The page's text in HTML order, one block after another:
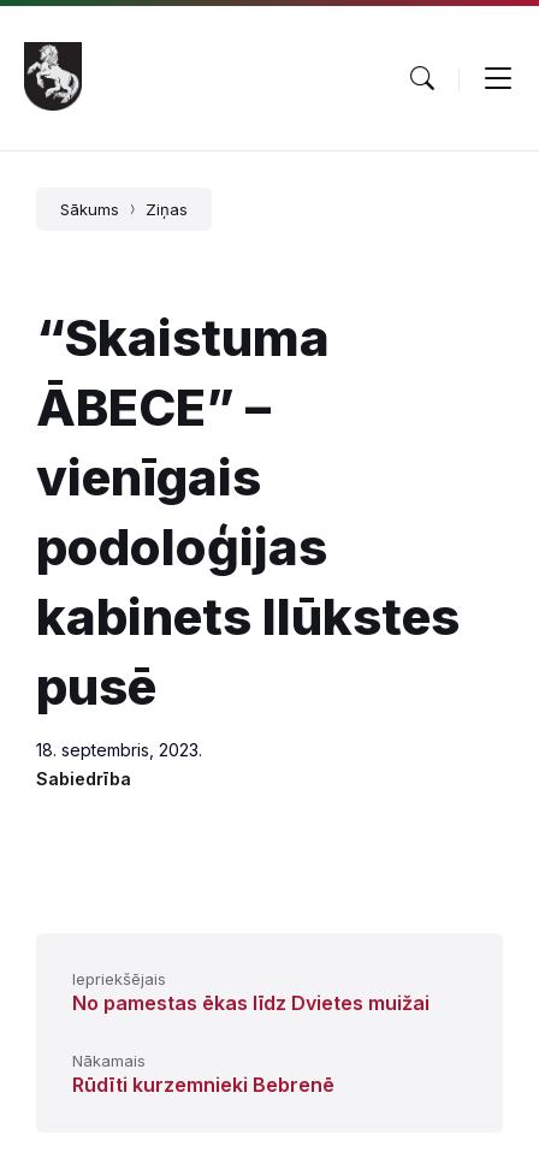
Pāriet
saturu
Skip
main
navigation
Skip
footer
Sākums Ziņas
“Skaistuma
ĀBECE” –
vienīgais
podoloģijas
kabinets Ilūkstes
pusē
18. septembris, 2023.
Sabiedrība
Iepriekšējais
No pamestas ēkas līdz Dvietes muižai
Nākamais
Rūdīti kurzemnieki Bebrenē